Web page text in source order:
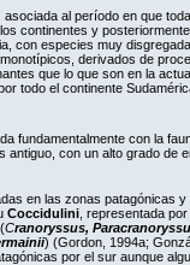
, asociada al período en que
continentes y
con especies muy
derivados de
que lo que son en la
todo el continente
fundamentalmente con la
antiguo, con un alto grado de
en las zonas patagónicas
Coccidulini , representada
Cranoryssus,
) (Gordon, 1994a;
por el sur aunque